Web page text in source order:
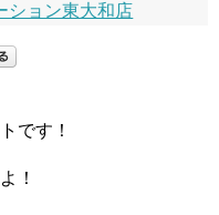
ション東大和店
です！
！